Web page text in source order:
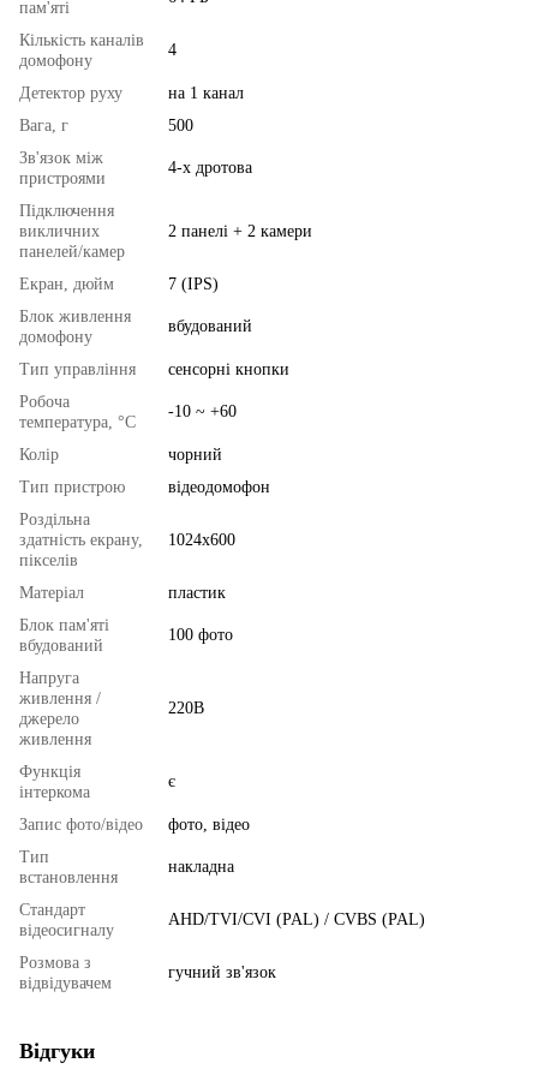
пам'яті
Кількість каналів
домофону
4
Детектор руху
на 1 канал
Вага, г
500
Зв'язок між
пристроями
4-х дротова
Підключення
викличних
панелей/камер
2 панелі + 2 камери
Екран, дюйм
7 (IPS)
Блок живлення
домофону
вбудований
Тип управління
сенсорні кнопки
Робоча
температура, °C
-10 ~ +60
Колір
чорний
Тип пристрою
відеодомофон
Роздільна
здатність екрану,
пікселів
1024x600
Матеріал
пластик
Блок пам'яті
вбудований
100 фото
Напруга
живлення /
джерело
живлення
220В
Функція
інтеркома
є
Запис фото/відео
фото, відео
Тип
встановлення
накладна
Стандарт
відеосигналу
AHD/TVI/CVI (PAL) / CVBS (PAL)
Розмова з
відвідувачем
гучний зв'язок
Відгуки